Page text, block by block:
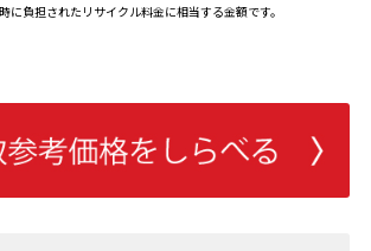
負担されたリサイクル料金に相当する金額です。